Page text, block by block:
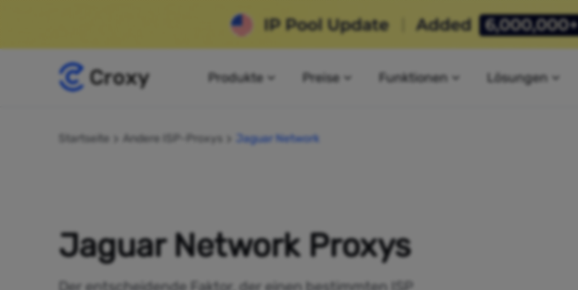
Produkte Preise Funktionen Lösungen
Startseite Andere ISP-Proxys Jaguar Network
Jaguar Network Proxys